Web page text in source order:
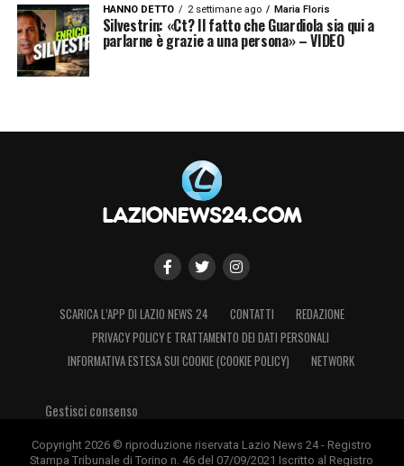
TORINO-LAZIO
Sabato 29 Novembre, ore 10:30 Stadio
Under 17 Nazionali
Under 16 Nazionali – 10^ Giornata
Domenica 30 Novembre, ore 12:30 campo
`A. Di Bartolomei` – Trigoria
ROMA LAZIO
HANNO DETTO 2 settimane ago Maria Floris
Silvestrin: «Ct? Il fatto che Guardiola sia qui a
parlarne è grazie a una persona» – VIDEO
SCARICA L’APP DI LAZIO NEWS 24 CONTATTI
REDAZIONE
PRIVACY POLICY E TRATTAMENTO DEI DATI PERSONALI
INFORMATIVA ESTESA SUI COOKIE (COOKIE POLICY)
NETWORK
Gestisci consenso
Copyright 2026 © riproduzione riservata Lazio News 24 - Registro
Stampa Tribunale di Torino n. 46 del 07/09/2021 Iscritto al Registro